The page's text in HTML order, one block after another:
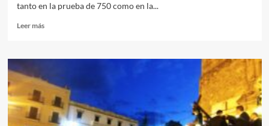
tanto en la prueba de 750 como en la...
Leer másLeer
Aitana
y
Andrés
Hurtado
se